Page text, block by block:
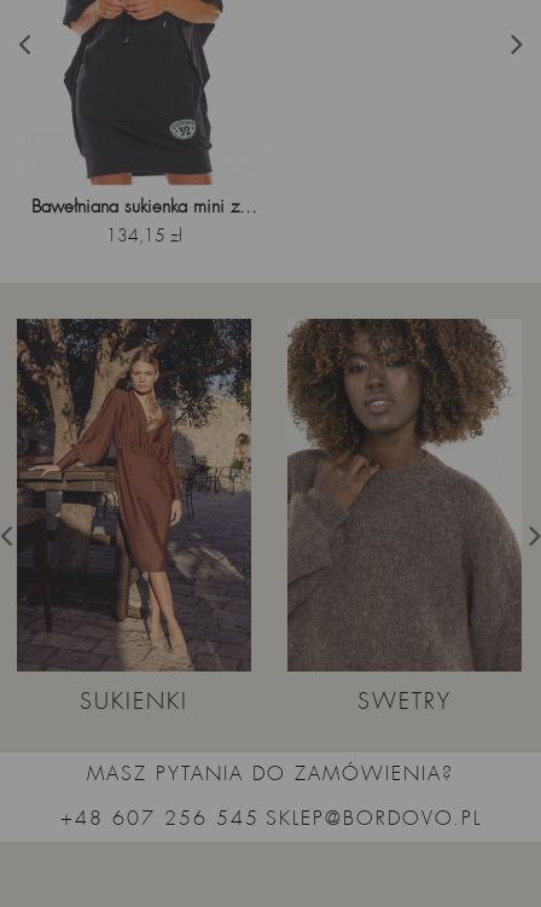
Bawełniana sukienka mini z...
Cena
134,15 zł
SUKIENKI SWETRY
MASZ PYTANIA DO ZAMÓWIENIA?
+48 607 256 545 SKLEP@BORDOVO.PL